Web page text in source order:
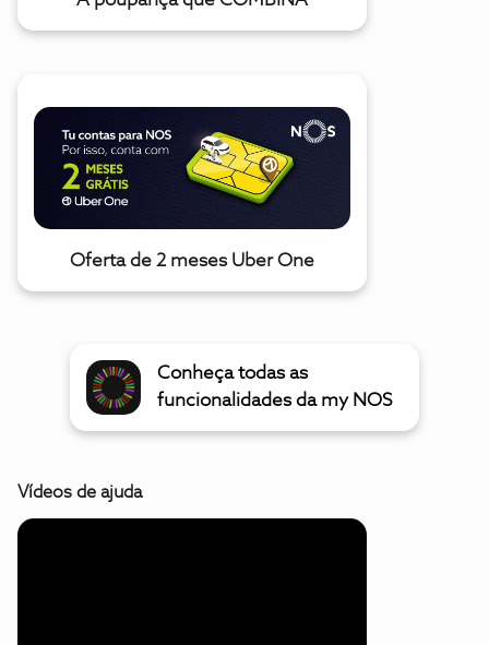
Oferta de 2 meses Uber One
Conheça todas as
funcionalidades da my NOS
Vídeos de ajuda